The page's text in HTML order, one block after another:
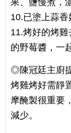
10.已塗上蒜香
11.烤好的烤
的野莓醬，一
◎陳冠廷主廚
烤雞烤好需靜
摩醃製很重要
減少。